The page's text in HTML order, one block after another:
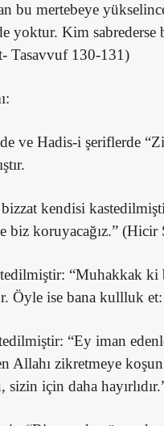
bu mertebeye
yoktur. Kim sabrederse
Tasavvuf 130-131)
ve Hadis-i şeriflerde
kendisi
koruyacağız.” (Hicir
“Muhakkak ki
Öyle ise bana kullluk
“Ey iman
Allahı zikretmeye
sizin için daha